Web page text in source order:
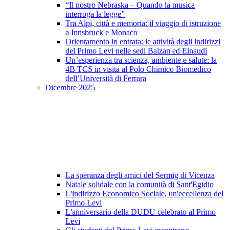
“Il nostro Nebraska – Quando la musica
interroga la legge”
Tra Alpi, città e memoria: il viaggio di istruzione
a Innsbruck e Monaco
Orientamento in entrata: le attività degli indirizzi
del Primo Levi nelle sedi Balzan ed Einaudi
Un’esperienza tra scienza, ambiente e salute: la
4B TCS in visita al Polo Chimico Biomedico
dell’Università di Ferrara
Dicembre 2025
La speranza degli amici del Sermig di Vicenza
Natale solidale con la comunità di Sant'Egidio
L'indirizzo Economico Sociale, un'eccellenza del
Primo Levi
L'anniversario della DUDU celebrato al Primo
Levi